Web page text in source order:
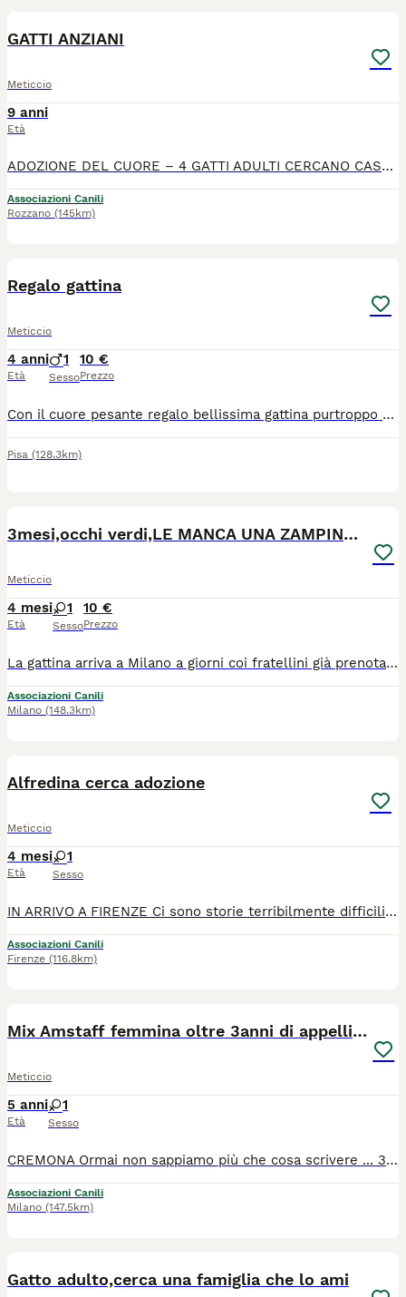
GATTI ANZIANI
Meticcio
9 anni
Età
ADOZIONE DEL CUORE – 4 GATTI ADULTI CERCANO CASA Per gravi problemi di salute, la loro padrona non può purtroppo più prendersi cura di loro. Cerchiamo quindi una nuova famiglia amorevole per questi 4 splendidi gatti, adottabili anche singolarmente. Si trovano a Rozzano Abituati a vivere in appartamento Tutti sono sterilizzati, vaccinati, microchippati e testati FIV/FELV negativi BABY Maschio, 9 anni (nato a marzo 2017)(nella prima foto) Molto coccolone, giocherellone e tranquillo Ama la compagnia e le attenzioni TIGRO Maschio, 11 anni (nato a luglio 2015)(nella seconda, terza e quarta foto) Affettuoso e dolcissimo, grande amante delle coccole Carattere calmo e pacato MARGOT Femmina, 10 anni (nata a marzo 2016) (nella quinta foto) Molto calma e tranquilla, riservata e delicata Ideale per un ambiente sereno GRACE Femmina, 10 anni (nata a marzo 2016) (nella sesta e settima foto) Tranquilla ma anche giocherellona Dolce e ben equilibrata Sono gatti abituati all’amore e alla vita domestica, e meritano una nuova possibilità in una casa che sappia accoglierli con rispetto e affetto.
Associazioni Canili
Rozzano (145km)
Regalo gattina
Meticcio
4 anni
Età
1
Sesso
10 €
Prezzo
Con il cuore pesante regalo bellissima gattina purtroppo per problemi di allergia sviluppati da poco .. Nala ha 5 anni circa , è una gattina abituata a stare in casa , dolce e affettuosa , ama le coccole .. abituata a stare con gatti e cani e in casa mai fatto danni , sterilizzata… regalo a persona affidabile e amante degli animali
Pisa (128.3km)
3mesi,occhi verdi,LE MANCA UNA ZAMPINA! MILANO
Meticcio
4 mesi
Età
1
Sesso
10 €
Prezzo
La gattina arriva a Milano a giorni coi fratellini già prenotati. Per lei sono arrivate diverse richieste..era stata selezionata una coppia ma all ultimo hanno rinunciato! PURTROPPO CAPITANO ANCHE LE PERDITE DI TEMPO.. 💞Kitty💞 . Nata il 05.04.26,occhi verdi. Per lei cerco una adozione del cuore,le manca una zampina..manderemo foto e video espliciti. Si affida spulciata,vaccinata, con iter di preaffido, compilazione del questionario conoscitivo. X info solo WhatsApp 339 2619577
Associazioni Canili
Milano (148.3km)
Alfredina cerca adozione
Meticcio
4 mesi
Età
1
Sesso
IN ARRIVO A FIRENZE Ci sono storie terribilmente difficili da spiegare e raccontare... La sua è una di quelle. NESSUNO LA VUOLE PERCHÉ È NERA. Lei è ALFREDINA, ha quasi 4 mesetti, dolcissima ed è in buona salute. Verrà affidata già sverminata e vaccinata. Venne trovata in strada quando aveva solo 2 mesetti e fu operata d'urgenza: le ebbero dovuto amputare la coda, tutta in necrosi e divorata dai bigattini. Aiutateci a trovarle adozione, vi supplichiamo! Così l'abbiamo chiamata in onore del nostro caro amico Alfred. Alfred sta lottando per vivere ed è in prognosi riservata: ha avuto un bruttissimo incidente sul lavoro. Lui stesso la salvò contribuendo nell'immediato su tutto. Ma poi è successo il fattaccio. Siamo costantemente col pensiero a lui, lui che ci aiutò anche a sistemare i recinti quando non c'era nessuno disposto ad alzarsi le maniche per aiutarci. Tutti gli animaletti gli vogliono bene e siamo certi che ce la farà. Perché il Mondo ha bisogno di persone buone. È adottabile previa compilazione questionario conoscitivo e visita conoscitiva di preaffido. Sterilizzazione obbligatoria. Casa in sicurezza. Per info. 328 817 6356. Lasciateci un piccolo messaggio di presentazione su WhatsApp in caso di mancata risposta. Grazie mille.
Associazioni Canili
Firenze (116.8km)
Mix Amstaff femmina oltre 3anni di appelli CREMONA
Meticcio
5 anni
Età
1
Sesso
CREMONA Ormai non sappiamo più che cosa scrivere ... 3 anni e mezzo di appelli buttati al vento, nell'attesa di una telefonata che non e' mai arrivata ... ma perché? Il suo primo anno di vita e' stato terribile .... Lei si merita una famiglia. Tequila, detta Teky, femmina di 4 anni e mezzo, sterilizzata, sana, in regola con prassi veterinaria. NO bambini. SI cani maschi. NO cani femmina. NO gatti. Si trova in provincia di Cremona. Per info me al 3473202079 - Sarah 3468264655 - Patrizia 3397591006.
Associazioni Canili
Milano (147.5km)
Gatto adulto,cerca una famiglia che lo ami